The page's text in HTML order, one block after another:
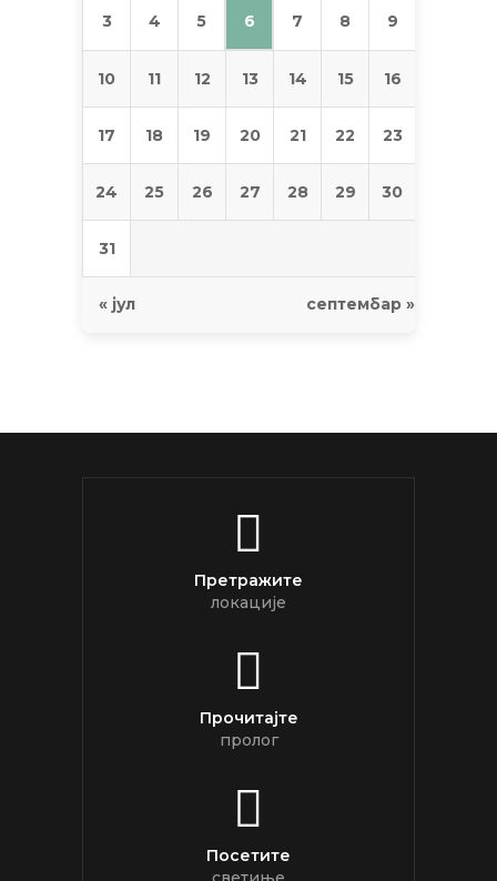
3 4 5 6 7 8 9
10 11 12 13 14 15 16
17 18 19 20 21 22 23
24 25 26 27 28 29 30
31
« јул септембар »
Претражите
локације
Прочитајте
пролог
Посетите